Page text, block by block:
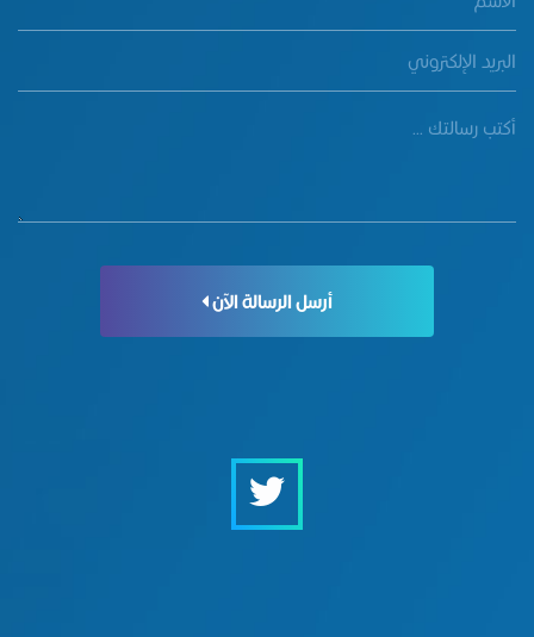
أرسل الرسالة الآن